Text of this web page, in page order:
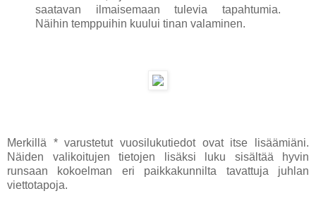
saatavan ilmaisemaan tulevia tapahtumia.
Näihin temppuihin kuului tinan valaminen.
Merkillä * varustetut vuosilukutiedot ovat itse lisäämiäni.
Näiden valikoitujen tietojen lisäksi luku sisältää hyvin
runsaan kokoelman eri paikkakunnilta tavattuja juhlan
viettotapoja.